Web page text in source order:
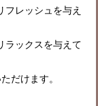
フレッシュを与え
ラックスを与えて
だけます。